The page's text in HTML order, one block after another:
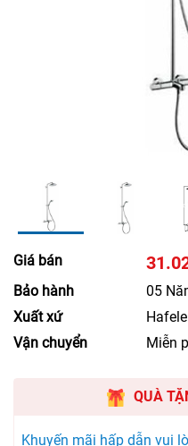
Giá bán
Bảo hành
05
Xuất xứ
Vận chuyển
Miễn
QUÀ
Khuyến mãi hấp dẫn vui